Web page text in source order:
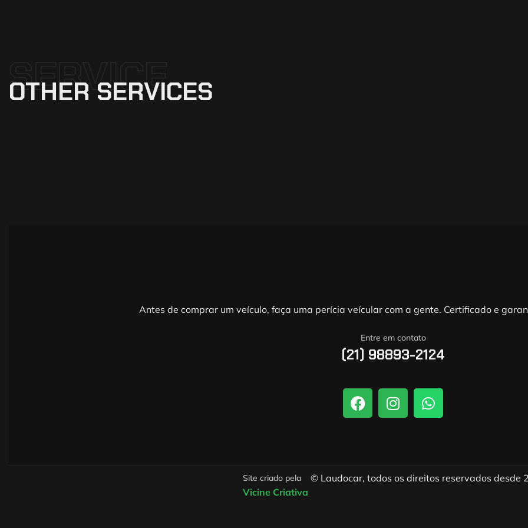
SERVICE
OTHER SERVICES
Antes de comprar um veículo, faça uma perícia veícular com a gente. Certificado e
Entre em contato
(21) 98893-2124
Site criado pela
Vicine Criativa
© Laudocar, todos os direitos reservados desde